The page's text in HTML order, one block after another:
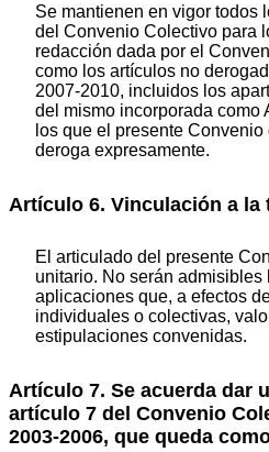
Se mantienen en vigor todos
del Convenio Colectivo para
redacción dada por el
como los artículos no
2007-2010, incluidos los
del mismo incorporada como
los que el presente
deroga expresamente.
Artículo 6. Vinculación a la
El articulado del presente
unitario. No serán
aplicaciones que, a efectos
individuales o colectivas,
estipulaciones convenidas.
Artículo 7. Se acuerda dar
artículo 7 del Convenio
2003-2006, que queda